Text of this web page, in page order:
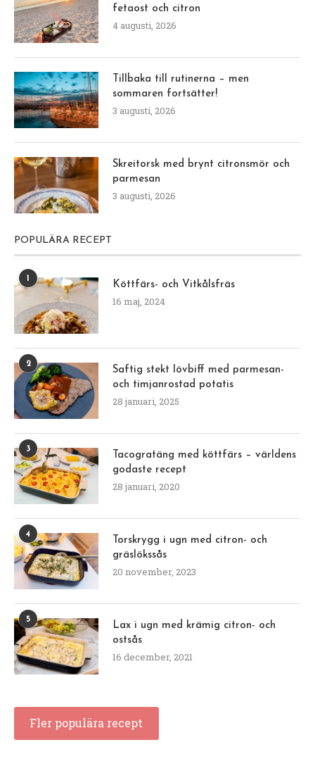
fetaost och citron
4 augusti, 2026
Tillbaka till rutinerna – men
sommaren fortsätter!
3 augusti, 2026
Skreitorsk med brynt citronsmör och
parmesan
3 augusti, 2026
POPULÄRA RECEPT
1
Köttfärs- och Vitkålsfräs
16 maj, 2024
2
Saftig stekt lövbiff med parmesan-
och timjanrostad potatis
28 januari, 2025
3
Tacogratäng med köttfärs – världens
godaste recept
28 januari, 2020
4
Torskrygg i ugn med citron- och
gräslökssås
20 november, 2023
5
Lax i ugn med krämig citron- och
ostsås
16 december, 2021
Fler populära recept